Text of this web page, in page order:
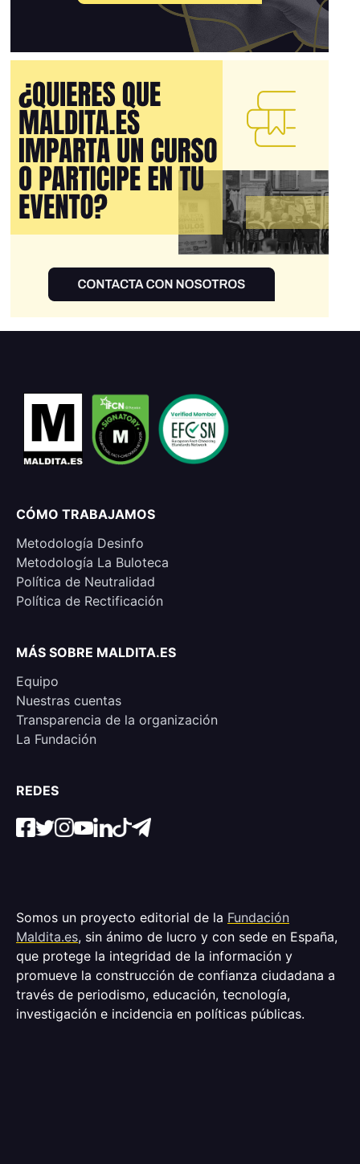
CÓMO TRABAJAMOS
Metodología Desinfo
Metodología La Buloteca
Política de Neutralidad
Política de Rectificación
MÁS SOBRE MALDITA.ES
Equipo
Nuestras cuentas
Transparencia de la organización
La Fundación
REDES
Somos un proyecto editorial de la Fundación
Maldita.es, sin ánimo de lucro y con sede en España,
que protege la integridad de la información y
promueve la construcción de confianza ciudadana a
través de periodismo, educación, tecnología,
investigación e incidencia en políticas públicas.